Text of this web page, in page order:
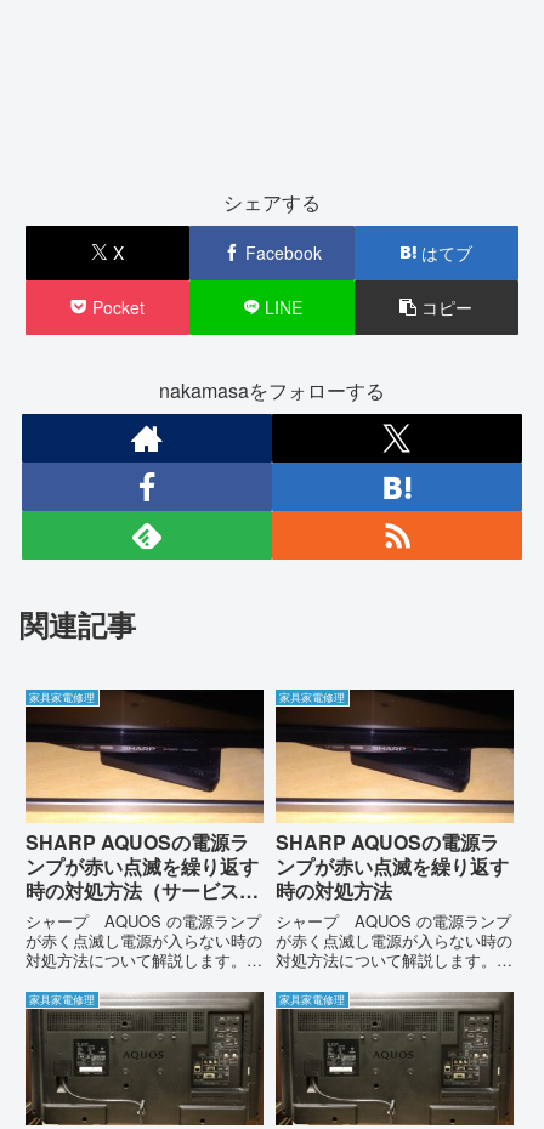
シェアする
X Facebook はてブ
Pocket LINE コピー
nakamasaをフォローする
関連記事
家具家電修理
SHARP AQUOSの電源ラ
ンプが赤い点滅を繰り返す
時の対処方法（サービスモ
ード編）
シャープ AQUOS の電源ランプ
が赤く点滅し電源が入らない時の
対処方法について解説します。今
入って電源オフにした後に、電源
オンにすることで復活する裏技で
す。対処方法（裏技）（サービス
モード編）① まずアクオス...
家具家電修理
SHARP AQUOSの電源ラ
ンプが赤い点滅を繰り返す
時の対処方法
シャープ AQUOS の電源ランプ
が赤く点滅し電源が入らない時の
対処方法について解説します。あ
滅し電源が入らなくなりました
が、ある方法で復活することが出
来ました。同じような症状でお悩
みの方は是非お試しください。...
家具家電修理 家具家電修理